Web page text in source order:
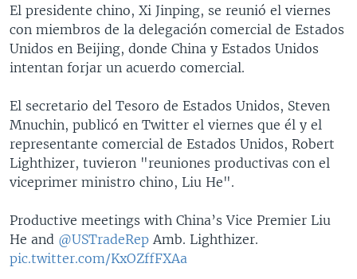
PANORAMA
ESTADOS UNIDOS AL DÍA
EL MUNDO AL DÍA [RADIO]
FORO [RADIO]
NOTA ECONÓMICA
ENTRETENIMIENTO
SÍGANOS
Idiomas
El presidente chino, Xi Jinping, se reunió el viernes
con miembros de la delegación comercial de Estados
Unidos en Beijing, donde China y Estados Unidos
intentan forjar un acuerdo comercial.
El secretario del Tesoro de Estados Unidos, Steven
Mnuchin, publicó en Twitter el viernes que él y el
representante comercial de Estados Unidos, Robert
Lighthizer, tuvieron "reuniones productivas con el
viceprimer ministro chino, Liu He".
Productive meetings with China’s Vice Premier Liu
He and @USTradeRep Amb. Lighthizer.
pic.twitter.com/KxOZffFXAa